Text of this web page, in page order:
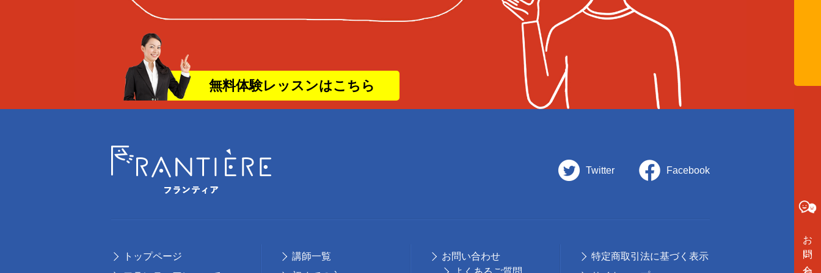
お問い合わせ
無料体験レッスンはこちら
Twitter Facebook
トップページ
講師⼀覧
お問い合わせ
特定商取引法に基づく表示